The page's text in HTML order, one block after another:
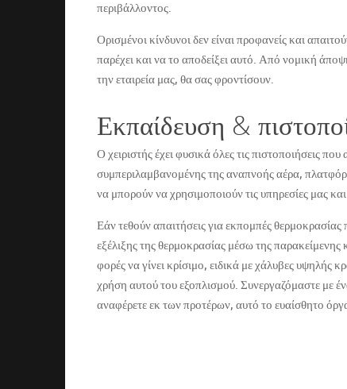
περιβάλλοντος.
Ορισμένοι κίνδυνοι δεν είναι προφανείς και
παρέχει και να το αποδείξει αυτό. Από νομική
την εταιρεία μας, θα σας φροντίσουν.
Εκπαίδευση &
Ο χειριστής έχει φυσικά όλες τις πιστοποιήσεις
συμπεριλαμβανομένης της αναπνοής αέρα,
να μπορούν να χρησιμοποιούν τις υπηρεσίες μας
Εάν τεθούν απαιτήσεις για εκπομπές
εξέλιξης της θερμοκρασίας μέσω της
φορές να γίνει κρίσιμο, ειδικά με χάλυβες υψηλής
χρήση αυτού του εξοπλισμού. Συνεργαζόμαστε με
αναφέρετε εκ των προτέρων, αυτό το ευαίσθητο